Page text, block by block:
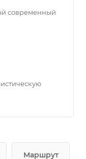
современный
Маршрут